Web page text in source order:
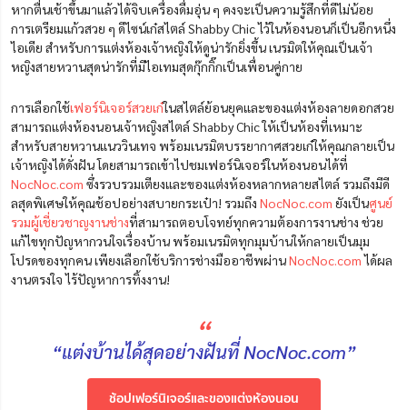
หากตื่นเช้าขึ้นมาแล้วได้จิบเครื่องดื่มอุ่น ๆ คงจะเป็นความรู้สึกที่ดีไม่น้อย
การเตรียมแก้วสวย ๆ ดีไซน์เก๋สไตล์ Shabby Chic ไว้ในห้องนอนก็เป็นอีกหนึ่ง
ไอเดีย สำหรับการแต่งห้องเจ้าหญิงให้ดูน่ารักยิ่งขึ้น เนรมิตให้คุณเป็นเจ้า
หญิงสายหวานสุดน่ารักที่มีไอเทมสุดกุ๊กกิ๊กเป็นเพื่อนคู่กาย
การเลือกใช้เฟอร์นิเจอร์สวยเก๋ในสไตล์ย้อนยุคและของแต่งห้องลายดอกสวย
สามารถแต่งห้องนอนเจ้าหญิงสไตล์ Shabby Chic ให้เป็นห้องที่เหมาะ
สำหรับสายหวานแนววินเทจ พร้อมเนรมิตบรรยากาศสวยเก๋ให้คุณกลายเป็น
เจ้าหญิงได้ดั่งฝัน โดยสามารถเข้าไปชมเฟอร์นิเจอร์ในห้องนอนได้ที่
NocNoc.com ซึ่งรวบรวมเตียงและของแต่งห้องหลากหลายสไตล์ รวมถึงมีดี
ลสุดพิเศษให้คุณช้อปอย่างสบายกระเป๋า! รวมถึง NocNoc.com ยังเป็นศูนย์
รวมผู้เชี่ยวชาญงานช่างที่สามารถตอบโจทย์ทุกความต้องการงานช่าง ช่วย
แก้ไขทุกปัญหากวนใจเรื่องบ้าน พร้อมเนรมิตทุกมุมบ้านให้กลายเป็นมุม
โปรดของทุกคน เพียงเลือกใช้บริการช่างมืออาชีพผ่านNocNoc.comได้ผล
งานตรงใจ ไร้ปัญหาการทิ้งงาน!
“
“แต่งบ้านได้สุดอย่างฝันที่ NocNoc.com”
ช้อปเฟอร์นิเจอร์และของแต่งห้องนอน